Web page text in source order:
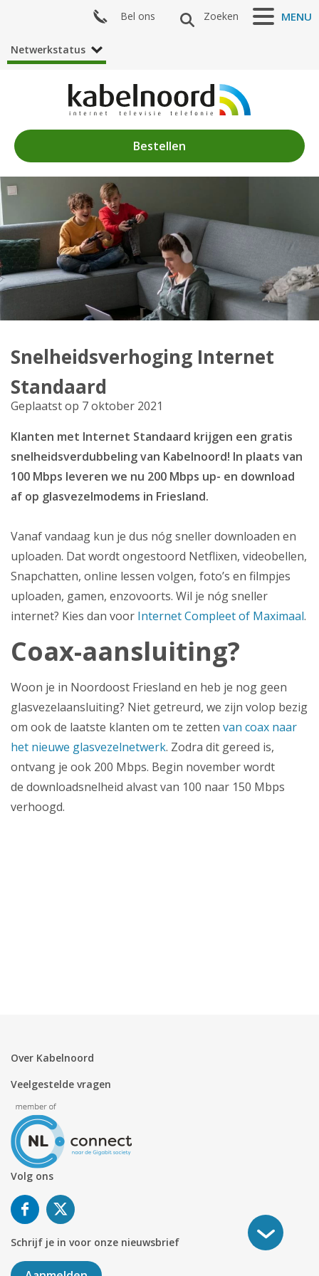
Nieuws
Algemeen
Acties
Zenderaanbod
Mijn Kabelnoord
Zakelijk
Mijn webmail
Bestellen
MENU
Zoeken
Bel ons
Netwerkstatus
Snelheidsverhoging Internet
Standaard
Geplaatst op 7 oktober 2021
Klanten met Internet Standaard krijgen een gratis
snelheidsverdubbeling van Kabelnoord! In plaats van
100 Mbps leveren we nu 200 Mbps up- en download
af op glasvezelmodems in Friesland.
Vanaf vandaag kun je dus nóg sneller downloaden en
uploaden. Dat wordt ongestoord Netflixen, videobellen,
Snapchatten, online lessen volgen, foto’s en filmpjes
uploaden, gamen, enzovoorts. Wil je nóg sneller
internet? Kies dan voor Internet Compleet of Maximaal.
Coax-aansluiting?
Woon je in Noordoost Friesland en heb je nog geen
glasvezelaansluiting? Niet getreurd, we zijn volop bezig
om ook de laatste klanten om te zetten van coax naar
het nieuwe glasvezelnetwerk. Zodra dit gereed is,
ontvang je ook 200 Mbps. Begin november wordt
de downloadsnelheid alvast van 100 naar 150 Mbps
verhoogd.
Over Kabelnoord
Veelgestelde vragen
Volg ons
Schrijf je in voor onze nieuwsbrief